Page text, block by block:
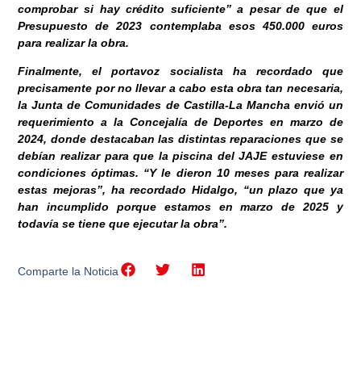
comprobar si hay crédito suficiente” a pesar de que el
Presupuesto de 2023 contemplaba esos 450.000 euros
para realizar la obra.
Finalmente, el portavoz socialista ha recordado que
precisamente por no llevar a cabo esta obra tan necesaria,
la Junta de Comunidades de Castilla-La Mancha envió un
requerimiento a la Concejalía de Deportes en marzo de
2024, donde destacaban las distintas reparaciones que se
debían realizar para que la piscina del JAJE estuviese en
condiciones óptimas. “Y le dieron 10 meses para realizar
estas mejoras”, ha recordado Hidalgo, “un plazo que ya
han incumplido porque estamos en marzo de 2025 y
todavía se tiene que ejecutar la obra”.
Comparte la Noticia